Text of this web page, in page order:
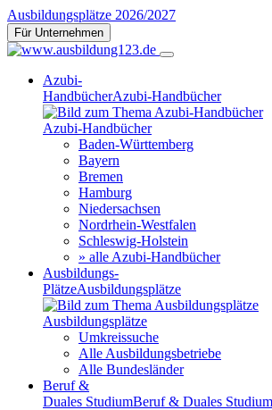
Ausbildungsplätze 2026/2027
Für Unternehmen
Azubi-
HandbücherAzubi-Handbücher
Azubi-Handbücher
Baden-Württemberg
Bayern
Bremen
Hamburg
Niedersachsen
Nordrhein-Westfalen
Schleswig-Holstein
» alle Azubi-Handbücher
Ausbildungs-
PlätzeAusbildungsplätze
Ausbildungsplätze
Umkreissuche
Alle Ausbildungsbetriebe
Alle Bundesländer
Beruf &
Duales StudiumBeruf & Duales Studium